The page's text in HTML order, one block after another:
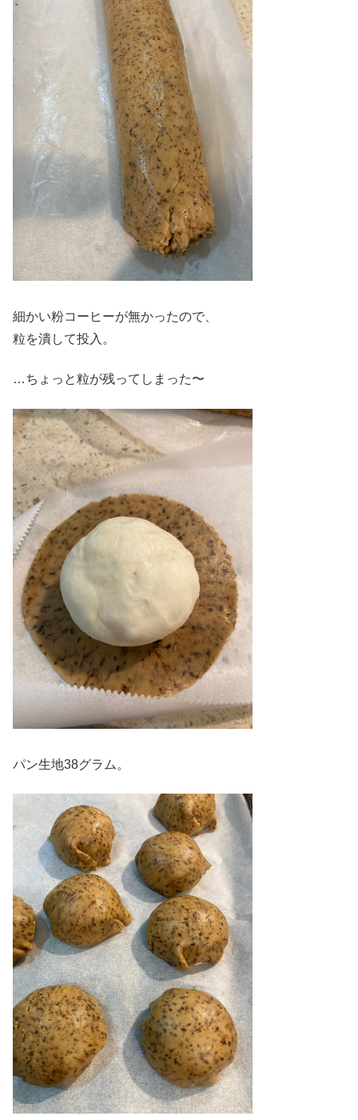
細かい粉コーヒーが無かったので、
粒を潰して投入。
…ちょっと粒が残ってしまった〜
パン生地38グラム。